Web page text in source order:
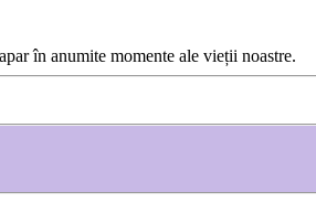
în anumite momente ale vieții noastre.